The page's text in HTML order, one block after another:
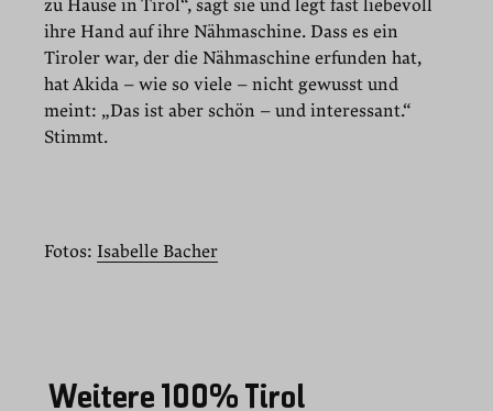
zu Hause in Tirol“, sagt sie und legt fast liebevoll
ihre Hand auf ihre Nähmaschine. Dass es ein
Tiroler war, der die Nähmaschine erfunden hat,
hat Akida – wie so viele – nicht gewusst und
meint: „Das ist aber schön – und interessant.“
Stimmt.
Fotos: Isabelle Bacher
Weitere 100% Tirol